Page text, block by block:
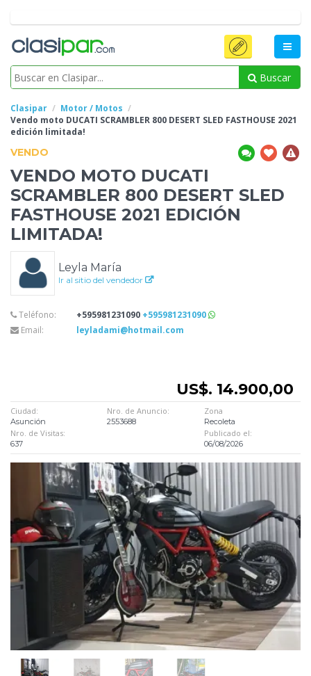
Buscar
Clasipar
Motor / Motos
Vendo moto DUCATI SCRAMBLER 800 DESERT SLED FASTHOUSE 2021
edición limitada!
VENDO
VENDO MOTO DUCATI
SCRAMBLER 800 DESERT SLED
FASTHOUSE 2021 EDICIÓN
LIMITADA!
Leyla María
Ir al sitio del vendedor
Teléfono: +595981231090 +595981231090
Email:
leyladami@hotmail.com
US$. 14.900,00
Ciudad:
Asunción
Nro. de Anuncio:
2553688
Zona
Recoleta
Nro. de Visitas:
637
Publicado el:
06/08/2026